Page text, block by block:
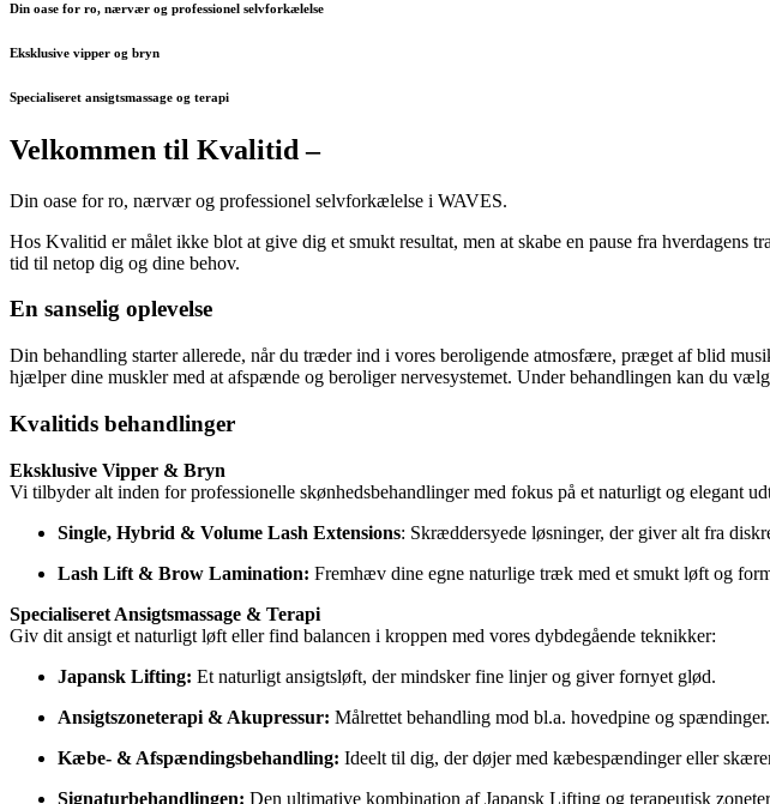
Din oase for ro, nærvær og professionel selvforkælelse
Eksklusive vipper og bryn
Specialiseret ansigtsmassage og terapi
Velkommen til Kvalitid –
Din oase for ro, nærvær og professionel selvforkælelse i WAVES.
Hos Kvalitid er målet ikke blot at give dig et smukt resultat, men at skabe en pause fra
tid til netop dig og dine behov.
En sanselig oplevelse
Din behandling starter allerede, når du træder ind i vores beroligende atmosfære, præget af blid
hjælper dine muskler med at afspænde og beroliger nervesystemet. Under behandlingen kan du
Kvalitids behandlinger
Eksklusive Vipper & Bryn
Vi tilbyder alt inden for professionelle skønhedsbehandlinger med fokus på et naturligt og elegant
Single, Hybrid & Volume Lash Extensions: Skræddersyede løsninger, der giver alt fra
Lash Lift & Brow Lamination: Fremhæv dine egne naturlige træk med et smukt løft og
Specialiseret Ansigtsmassage & Terapi
Giv dit ansigt et naturligt løft eller find balancen i kroppen med vores dybdegående teknikker:
Japansk Lifting: Et naturligt ansigtsløft, der mindsker fine linjer og giver fornyet glød.
Ansigtszoneterapi & Akupressur: Målrettet behandling mod bl.a. hovedpine og spændinger.
Kæbe- & Afspændingsbehandling: Ideelt til dig, der døjer med kæbespændinger eller
Signaturbehandlingen: Den ultimative kombination af Japansk Lifting og terapeutisk